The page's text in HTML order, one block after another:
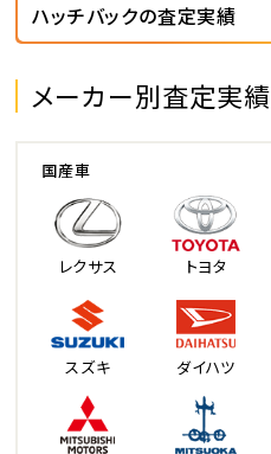
ハッチバックの査定実績
メーカー別査定実績
国産車
レクサス トヨタ
スズキ ダイハツ